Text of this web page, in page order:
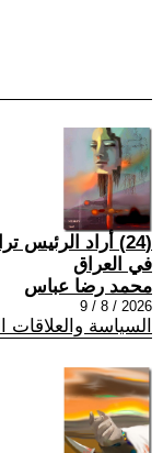
(24) أراد الرئيس
في العراق
محمد رضا عباس
2026 / 8 / 9
السياسة والعلاقات